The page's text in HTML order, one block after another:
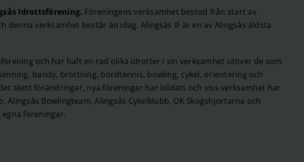
Idrottsförening. Föreningens verksamhet bestod från start av
verksamhet består än idag. Alingsås IF är en av Alingsås äldsta
och har haft en rad olika idrotter i sin verksamhet utöver de som
bandy, brottning, bordtennis, bowling, cykel, orientering och
skett förändringar, nya föreningar har bildats och viss verksamhet har
Alingsås Bowlingteam, Alingsås Cykelklubb, OK Skogshjortarna och
föreningar.